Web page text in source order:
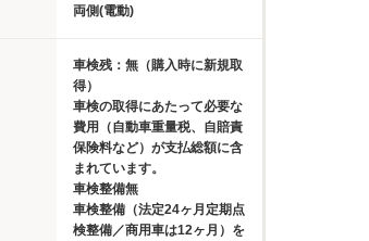
両側(電動)
車検残：無（購入時に新規取
得）
車検の取得にあたって必要な
費用（自動車重量税、自賠責
保険料など）が支払総額に含
まれています。
車検整備無
車検整備（法定24ヶ月定期点
検整備／商用車は12ヶ月）を